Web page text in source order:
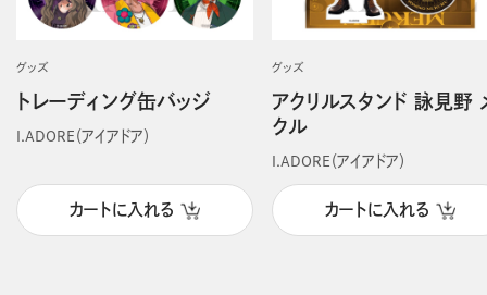
グッズ
トレーディング缶バッジ
I.ADORE（アイアドア）
カートに入れる
グッズ
アクリルスタンド 詠見野
クル
I.ADORE（アイアドア）
カートに入れる